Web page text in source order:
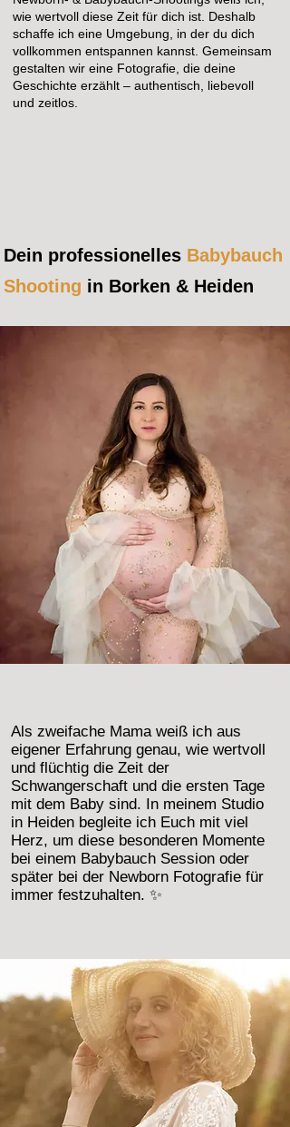
wie wertvoll diese Zeit für dich ist. Deshalb
schaffe ich eine Umgebung, in der du dich
vollkommen entspannen kannst. Gemeinsam
gestalten wir eine Fotografie, die deine
Geschichte erzählt – authentisch, liebevoll
und zeitlos.
Dein professionelles Babybauch
Shooting in Borken & Heiden
Als zweifache Mama weiß ich aus
eigener Erfahrung genau, wie wertvoll
und flüchtig die Zeit der
Schwangerschaft und die ersten Tage
mit dem Baby sind. In meinem Studio
in Heiden begleite ich Euch mit viel
Herz, um diese besonderen Momente
bei einem Babybauch Session oder
später bei der Newborn Fotografie für
immer festzuhalten. ✨